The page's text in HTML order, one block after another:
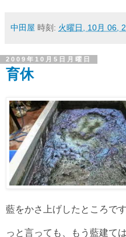
中田屋 時刻: 火曜日, 10月 06,
2009年10月5日月曜日
育休
藍をかさ上げしたところです
っと言っても、もう藍建て